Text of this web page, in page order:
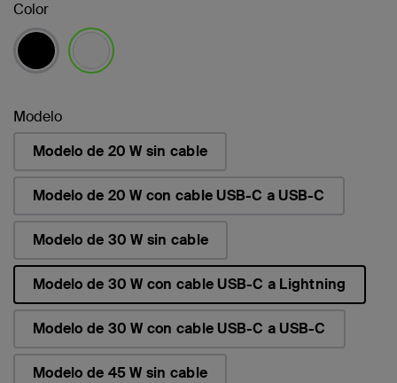
Color
Modelo
Modelo de 20 W sin cable
Modelo de 20 W con cable USB-C a USB-C
Modelo de 30 W sin cable
Modelo de 30 W con cable USB-C a Lightning
seleccionado/s
Modelo de 30 W con cable USB-C a USB-C
Modelo de 45 W sin cable